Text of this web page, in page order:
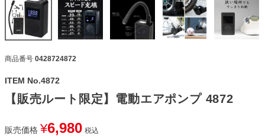
商品番号 0428724872
ITEM No.4872
【販売ルート限定】電動エアポンプ 4872
販売価格 ¥6,980 税込